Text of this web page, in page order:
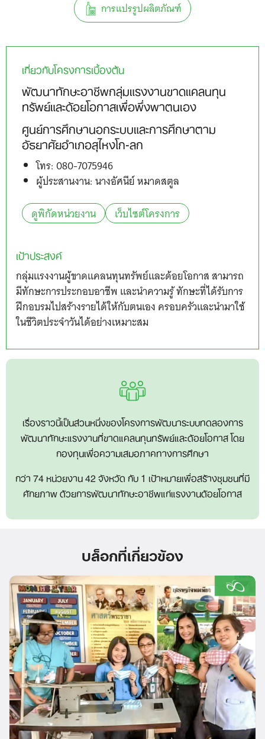
Search
การแปรรูปผลิตภัณฑ์
เกี่ยวกับโครงการเบื้องต้น
พัฒนาทักษะอาชีพกลุ่มแรงงานขาดแคลนทุน
ทรัพย์และด้อยโอกาสเพื่อพึ่งพาตนเอง
ศูนย์การศึกษานอกระบบและการศึกษาตาม
อัธยาศัยอำเภอสุไหงโก-ลก
โทร: 080-7075946
ผู้ประสานงาน: นางอัศนีย์ หมาดสตูล
ดูพิกัดหน่วยงาน
เว็บไซต์โครงการ
เป้าประสงค์
กลุ่มแรงงานผู้ขาดแคลนทุนทรัพย์และด้อยโอกาส สามารถ
มีทักษะการประกอบอาชีพ และนำความรู้ ทักษะที่ได้รับการ
ฝึกอบรมไปสร้างรายได้ให้กับตนเอง ครอบครัวและนำมาใช้
ในชีวิตประจำวันได้อย่างเหมาะสม
เรื่องราวนี้เป็นส่วนหนึ่งของโครงการพัฒนาระบบทดลองการ
พัฒนาทักษะแรงงานที่ขาดแคลนทุนทรัพย์และด้อยโอกาส โดย
กองทุนเพื่อความเสมอภาคทางการศึกษา
กว่า 74 หน่วยงาน 42 จังหวัด กับ 1 เป้าหมายเพื่อสร้างชุมชนที่มี
ศักยภาพ ด้วยการพัฒนาทักษะอาชีพแก่แรงงานด้อยโอกาส
บล็อกที่เกี่ยวข้อง